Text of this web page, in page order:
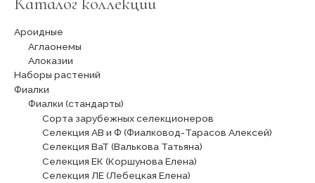
Ароидные
Аглаонемы
Алоказии
Наборы растений
Фиалки
Фиалки (стандарты)
Сорта зарубежных селекционеров
Селекция АВ и Ф (Фиалковод-Тарасов Алексей)
Селекция ВаТ (Валькова Татьяна)
Селекция ЕК (Коршунова Елена)
Селекция ЛЕ (Лебецкая Елена)